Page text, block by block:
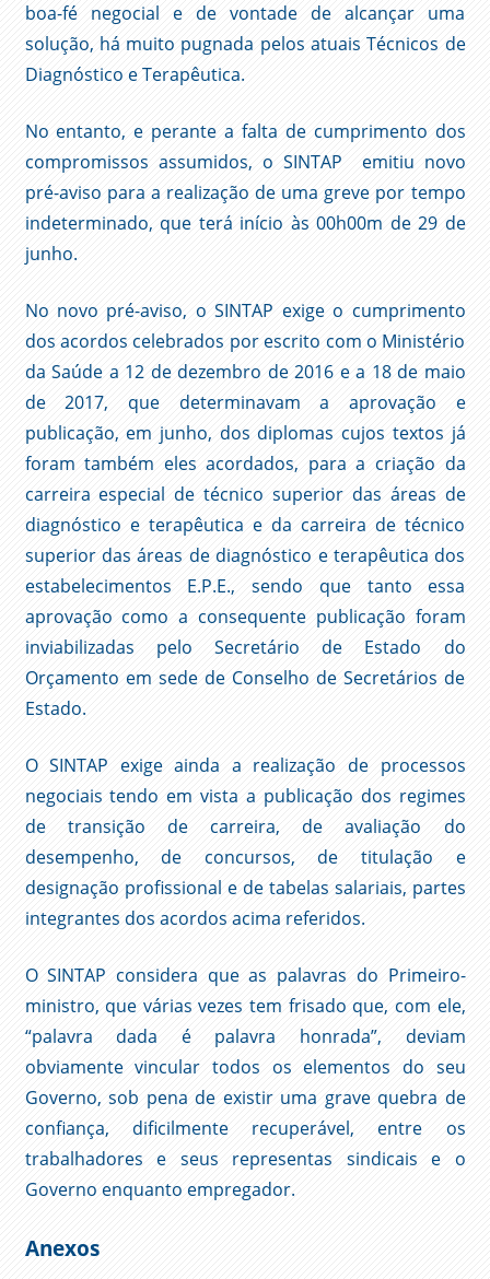
boa-fé negocial e de vontade de alcançar uma
solução, há muito pugnada pelos atuais Técnicos de
Diagnóstico e Terapêutica.
No entanto, e perante a falta de cumprimento dos
compromissos assumidos, o SINTAP emitiu novo
pré-aviso para a realização de uma greve por tempo
indeterminado, que terá início às 00h00m de 29 de
junho.
No novo pré-aviso, o SINTAP exige o cumprimento
dos acordos celebrados por escrito com o Ministério
da Saúde a 12 de dezembro de 2016 e a 18 de maio
de 2017, que determinavam a aprovação e
publicação, em junho, dos diplomas cujos textos já
foram também eles acordados, para a criação da
carreira especial de técnico superior das áreas de
diagnóstico e terapêutica e da carreira de técnico
superior das áreas de diagnóstico e terapêutica dos
estabelecimentos E.P.E., sendo que tanto essa
aprovação como a consequente publicação foram
inviabilizadas pelo Secretário de Estado do
Orçamento em sede de Conselho de Secretários de
Estado.
O SINTAP exige ainda a realização de processos
negociais tendo em vista a publicação dos regimes
de transição de carreira, de avaliação do
desempenho, de concursos, de titulação e
designação profissional e de tabelas salariais, partes
integrantes dos acordos acima referidos.
O SINTAP considera que as palavras do Primeiro-
ministro, que várias vezes tem frisado que, com ele,
“palavra dada é palavra honrada”, deviam
obviamente vincular todos os elementos do seu
Governo, sob pena de existir uma grave quebra de
confiança, dificilmente recuperável, entre os
trabalhadores e seus representas sindicais e o
Governo enquanto empregador.
Anexos